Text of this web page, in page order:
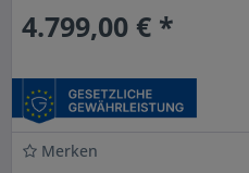
4.799,00 € *
Merken